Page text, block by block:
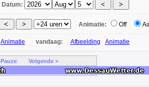
Datum:
Animatie: Off
Animatie vandaag: Afbeelding Animatie
Pauze Volgende >